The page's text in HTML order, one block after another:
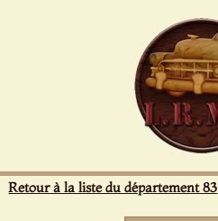
Retour à la liste du département 83